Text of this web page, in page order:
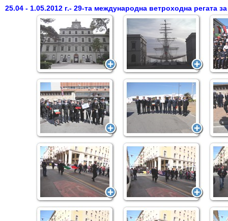
25.04 - 1.05.2012 г.- 29-та международна ветроходна регата